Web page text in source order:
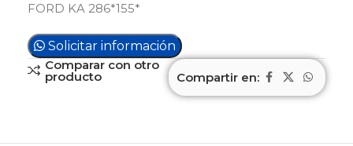
FORD KA 286*155*
Solicitar información
Comparar con otro
producto Compartir en: